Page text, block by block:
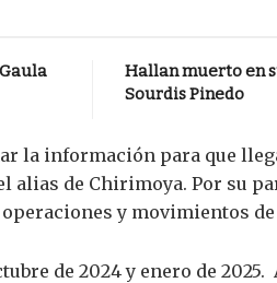
Hallan muerto en
Sourdis Pinedo
la información para que
alias de Chirimoya. Por su
y movimientos
de 2024 y enero de